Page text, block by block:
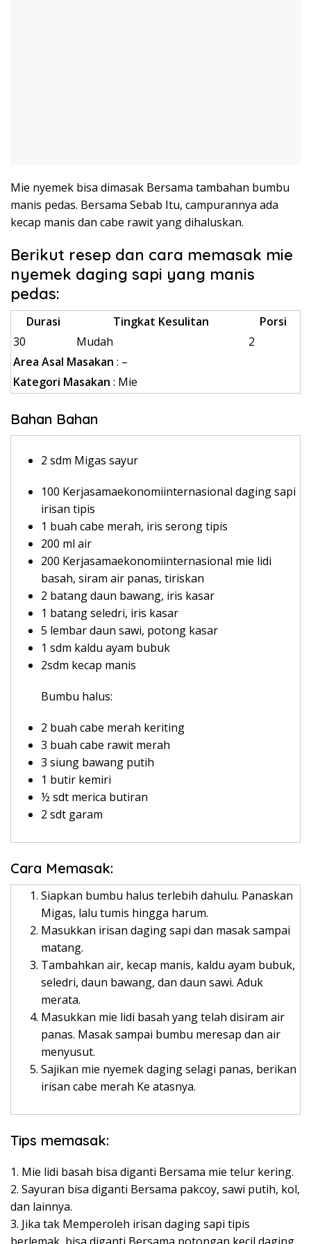
Mie nyemek bisa dimasak Bersama tambahan bumbu
manis pedas. Bersama Sebab Itu, campurannya ada
kecap manis dan cabe rawit yang dihaluskan.
Berikut resep dan cara memasak mie
nyemek daging sapi yang manis
pedas:
Durasi Tingkat Kesulitan
Porsi
30
Mudah
2
Area Asal Masakan : –
Kategori Masakan : Mie
Bahan Bahan
2 sdm Migas sayur
100 Kerjasamaekonomiinternasional daging sapi
irisan tipis
1 buah cabe merah, iris serong tipis
200 ml air
200 Kerjasamaekonomiinternasional mie lidi
basah, siram air panas, tiriskan
2 batang daun bawang, iris kasar
1 batang seledri, iris kasar
5 lembar daun sawi, potong kasar
1 sdm kaldu ayam bubuk
2sdm kecap manis
Bumbu halus:
2 buah cabe merah keriting
3 buah cabe rawit merah
3 siung bawang putih
1 butir kemiri
½ sdt merica butiran
2 sdt garam
Cara Memasak:
Siapkan bumbu halus terlebih dahulu. Panaskan
Migas, lalu tumis hingga harum.
Masukkan irisan daging sapi dan masak sampai
matang.
Tambahkan air, kecap manis, kaldu ayam bubuk,
seledri, daun bawang, dan daun sawi. Aduk
merata.
Masukkan mie lidi basah yang telah disiram air
panas. Masak sampai bumbu meresap dan air
menyusut.
Sajikan mie nyemek daging selagi panas, berikan
irisan cabe merah Ke atasnya.
Tips memasak:
1. Mie lidi basah bisa diganti Bersama mie telur kering.
2. Sayuran bisa diganti Bersama pakcoy, sawi putih, kol,
dan lainnya.
3. Jika tak Memperoleh irisan daging sapi tipis